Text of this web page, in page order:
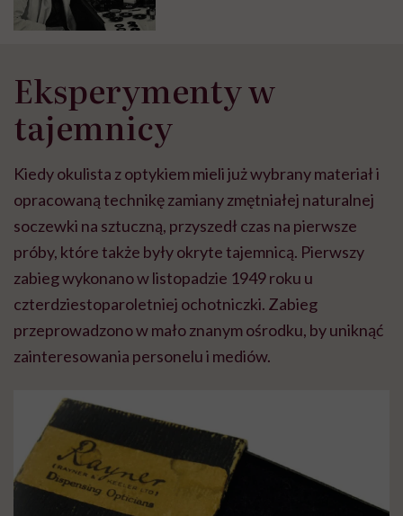
Eksperymenty w
tajemnicy
Kiedy okulista z optykiem mieli już wybrany materiał i
opracowaną technikę zamiany zmętniałej naturalnej
soczewki na sztuczną, przyszedł czas na pierwsze
próby, które także były okryte tajemnicą. Pierwszy
zabieg wykonano w listopadzie 1949 roku u
czterdziestoparoletniej ochotniczki. Zabieg
przeprowadzono w mało znanym ośrodku, by uniknąć
zainteresowania personelu i mediów.